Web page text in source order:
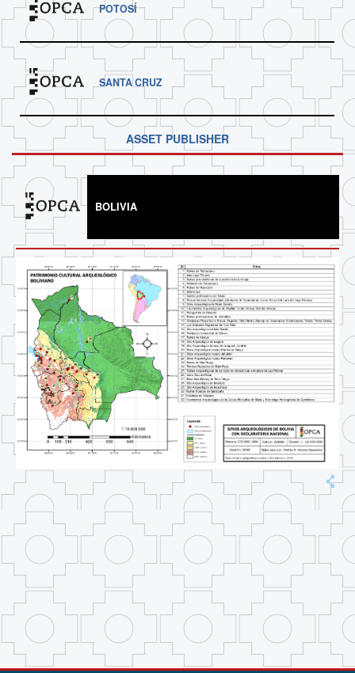
POTOSÍ
SANTA CRUZ
ASSET PUBLISHER
BOLIVIA